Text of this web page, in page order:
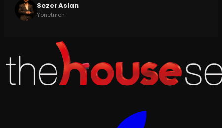
Sezer Aslan
Yönetmen